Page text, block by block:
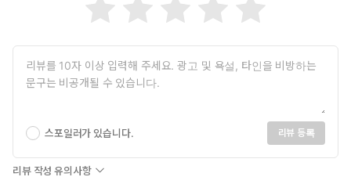
그때 의자 주인이 화장실에서 돌아왔다. 그가 리처 뒤에 멈춰 섰다.
그가 양팔을 활짝 벌렸다. 그 과장된 몸짓이 묻고 있었다. ‘무슨 일이
야? 이자는 누구야?’
얼굴, 왼쪽 눈은 정면의 창문. 머리 뒤에 눈이 달려 있어야만 뒤쪽을
볼 수 있는 건 아니다.
지미 랫이 말했다. “그 의자는 주인이 있어.”
“알아, 나야.” 리처가 말했다.
스포일러가 있습니다. 리뷰 등록
리뷰 작성 유의사항